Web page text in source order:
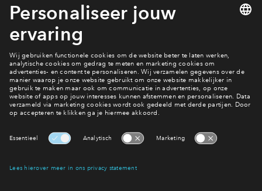
4woningtypes
Nog 12 beschikbaar
3-kamer appartement
€ 567.500 - € 647.500 v.o.n.
De Expeditie
Nog 10 beschikbaar
€ 652.500 - € 997.500